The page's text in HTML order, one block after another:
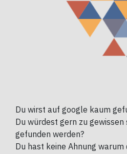
Du wirst auf google kaum
Du würdest gern zu
gefunden werden?
Du hast keine Ahnung